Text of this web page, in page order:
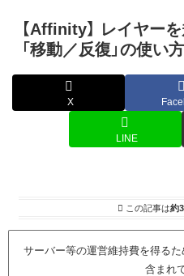
【Affinity】 レイヤー
「移動／反復」の使い方
X
LINE
この記事は約
サーバー等の運営維持費を得る
含まれ